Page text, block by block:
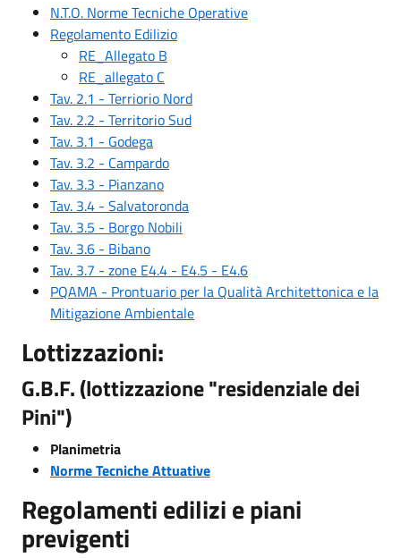
N.T.O. Norme Tecniche Operative
Regolamento Edilizio
RE_Allegato B
RE_allegato C
Tav. 2.1 - Terriorio Nord
Tav. 2.2 - Territorio Sud
Tav. 3.1 - Godega
Tav. 3.2 - Campardo
Tav. 3.3 - Pianzano
Tav. 3.4 - Salvatoronda
Tav. 3.5 - Borgo Nobili
Tav. 3.6 - Bibano
Tav. 3.7 - zone E4.4 - E4.5 - E4.6
PQAMA - Prontuario per la Qualità Architettonica e la
Mitigazione Ambientale
Lottizzazioni:
G.B.F. (lottizzazione "residenziale dei
Pini")
Planimetria
Norme Tecniche Attuative
Regolamenti edilizi e piani
previgenti